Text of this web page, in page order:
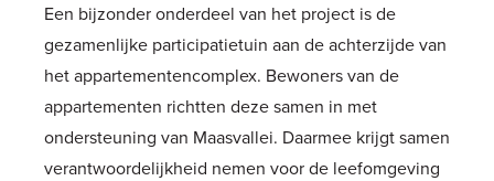
Een bijzonder onderdeel van het project is de
gezamenlijke participatietuin aan de achterzijde van
het appartementencomplex. Bewoners van de
appartementen richtten deze samen in met
ondersteuning van Maasvallei. Daarmee krijgt samen
verantwoordelijkheid nemen voor de leefomgeving